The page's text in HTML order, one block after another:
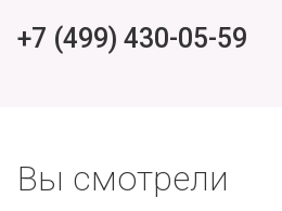
+7 (499) 430-05-59
Вы смотрели